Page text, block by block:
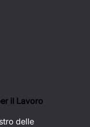
il Lavoro
delle